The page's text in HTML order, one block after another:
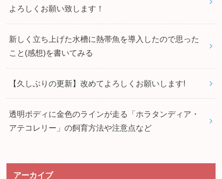
よろしくお願い致します！
新しく立ち上げた水槽に熱帯魚を導入したので思った
こと(感想)を書いてみる
【久しぶりの更新】改めてよろしくお願いします!
透明ボディに金色のラインが走る「ホラタンディア・
アテコレリー」の飼育方法や注意点など
アーカイブ